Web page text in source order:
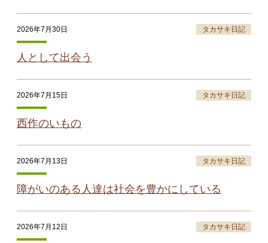
2026年7月30日 タカサキ日記
人として出会う
2026年7月15日 タカサキ日記
西作のいもの
2026年7月13日 タカサキ日記
障がいのある人達は社会を豊かにしている
2026年7月12日 タカサキ日記